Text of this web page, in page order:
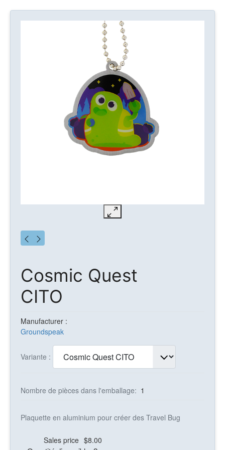
Cosmic Quest
CITO
Manufacturer :
Groundspeak
Variante :
Nombre de pièces dans l'emballage: 1
Plaquette en aluminium pour créer des Travel Bug
Sales price $8.00